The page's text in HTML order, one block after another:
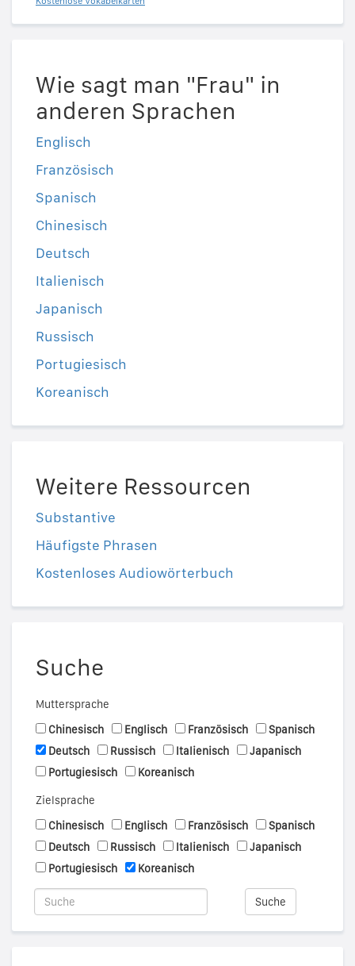
Wie sagt man "Frau" in
anderen Sprachen
Englisch
Französisch
Spanisch
Chinesisch
Deutsch
Italienisch
Japanisch
Russisch
Portugiesisch
Koreanisch
Weitere Ressourcen
Substantive
Häufigste Phrasen
Kostenloses Audiowörterbuch
Suche
Muttersprache
Chinesisch
Englisch Französisch
Spanisch
Deutsch
Russisch Italienisch
Japanisch
Portugiesisch
Koreanisch
Zielsprache
Chinesisch
Englisch Französisch
Spanisch
Deutsch
Russisch Italienisch
Japanisch
Portugiesisch
Koreanisch
Suche